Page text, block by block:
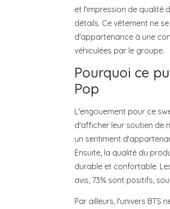
et l'impression de qualité
détails. Ce vêtement ne
d'appartenance à une
véhiculées par le groupe.
Pourquoi ce
Pop
L'engouement pour ce
d'afficher leur soutien de
un sentiment
Ensuite, la qualité du
durable et confortable.
avis, 73% sont positifs,
Par ailleurs, l'univers BTS